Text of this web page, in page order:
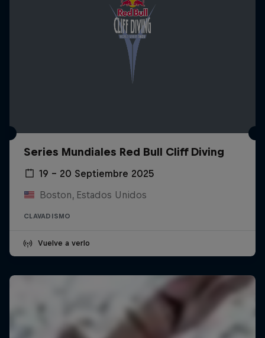
Series Mundiales Red Bull Cliff Diving
19 – 20 Septiembre 2025
Boston, Estados Unidos
CLAVADISMO
Vuelve a verlo